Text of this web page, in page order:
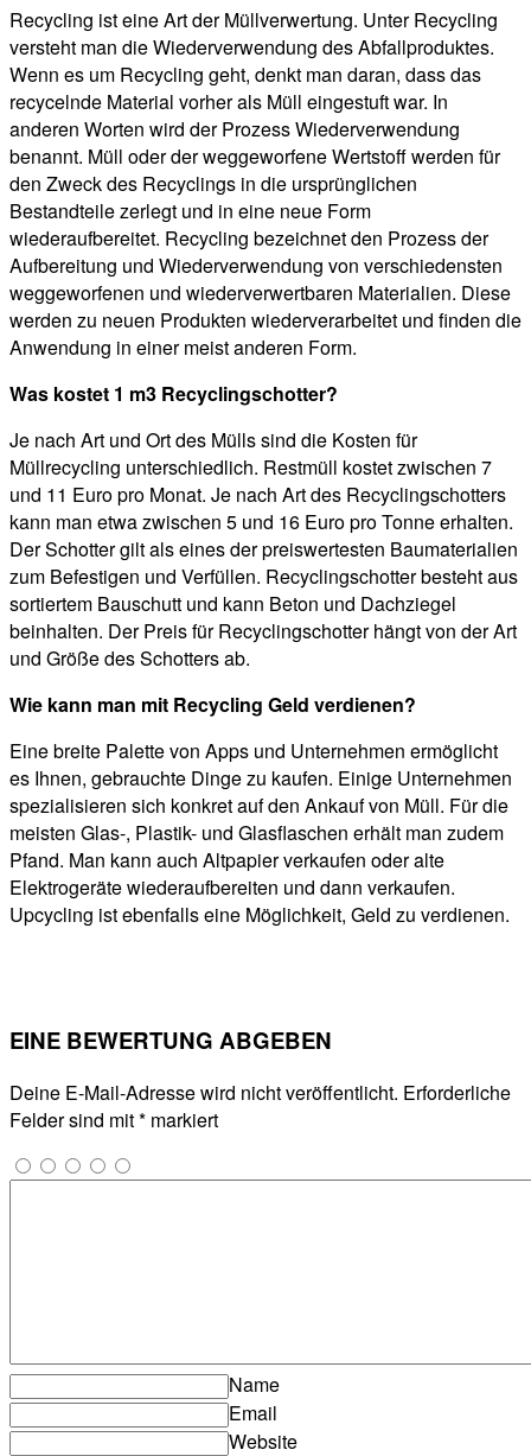
Recycling ist eine Art der Müllverwertung. Unter Recycling
versteht man die Wiederverwendung des Abfallproduktes.
Wenn es um Recycling geht, denkt man daran, dass das
recycelnde Material vorher als Müll eingestuft war. In
anderen Worten wird der Prozess Wiederverwendung
benannt. Müll oder der weggeworfene Wertstoff werden für
den Zweck des Recyclings in die ursprünglichen
Bestandteile zerlegt und in eine neue Form
wiederaufbereitet. Recycling bezeichnet den Prozess der
Aufbereitung und Wiederverwendung von verschiedensten
weggeworfenen und wiederverwertbaren Materialien. Diese
werden zu neuen Produkten wiederverarbeitet und finden die
Anwendung in einer meist anderen Form.
Was kostet 1 m3 Recyclingschotter?
Je nach Art und Ort des Mülls sind die Kosten für
Müllrecycling unterschiedlich. Restmüll kostet zwischen 7
und 11 Euro pro Monat. Je nach Art des Recyclingschotters
kann man etwa zwischen 5 und 16 Euro pro Tonne erhalten.
Der Schotter gilt als eines der preiswertesten Baumaterialien
zum Befestigen und Verfüllen. Recyclingschotter besteht aus
sortiertem Bauschutt und kann Beton und Dachziegel
beinhalten. Der Preis für Recyclingschotter hängt von der Art
und Größe des Schotters ab.
Wie kann man mit Recycling Geld verdienen?
Eine breite Palette von Apps und Unternehmen ermöglicht
es Ihnen, gebrauchte Dinge zu kaufen. Einige Unternehmen
spezialisieren sich konkret auf den Ankauf von Müll. Für die
meisten Glas-, Plastik- und Glasflaschen erhält man zudem
Pfand. Man kann auch Altpapier verkaufen oder alte
Elektrogeräte wiederaufbereiten und dann verkaufen.
Upcycling ist ebenfalls eine Möglichkeit, Geld zu verdienen.
EINE BEWERTUNG ABGEBEN
Deine E-Mail-Adresse wird nicht veröffentlicht. Erforderliche
Felder sind mit* markiert
Name
Email
Website